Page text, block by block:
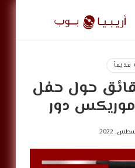
أريبيا
بوب
ArabiaPop
قديماً
حول حفل
موريكس دور